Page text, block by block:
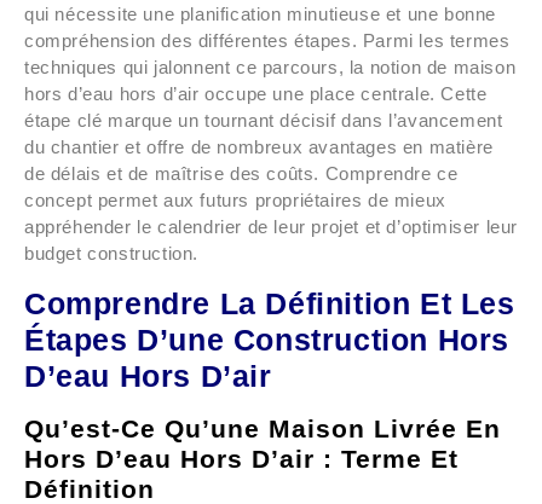
qui nécessite une planification minutieuse et une bonne
compréhension des différentes étapes. Parmi les termes
techniques qui jalonnent ce parcours, la notion de maison
hors d’eau hors d’air occupe une place centrale. Cette
étape clé marque un tournant décisif dans l’avancement
du chantier et offre de nombreux avantages en matière
de délais et de maîtrise des coûts. Comprendre ce
concept permet aux futurs propriétaires de mieux
appréhender le calendrier de leur projet et d’optimiser leur
budget construction.
Comprendre La Définition Et Les
Étapes D’une Construction Hors
D’eau Hors D’air
Qu’est-Ce Qu’une Maison Livrée En
Hors D’eau Hors D’air : Terme Et
Définition